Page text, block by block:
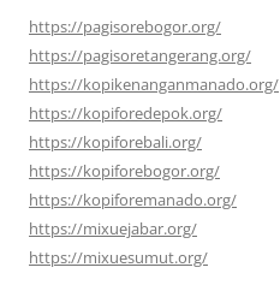
https://pagisorebogor.org/
https://pagisoretangerang.org/
https://kopikenanganmanado.org/
https://kopiforedepok.org/
https://kopiforebali.org/
https://kopiforebogor.org/
https://kopiforemanado.org/
https://mixuejabar.org/
https://mixuesumut.org/